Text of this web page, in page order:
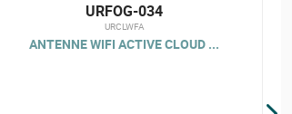
URFOG-034
URCLWFA
ANTENNE WIFI ACTIVE CLOUD ...